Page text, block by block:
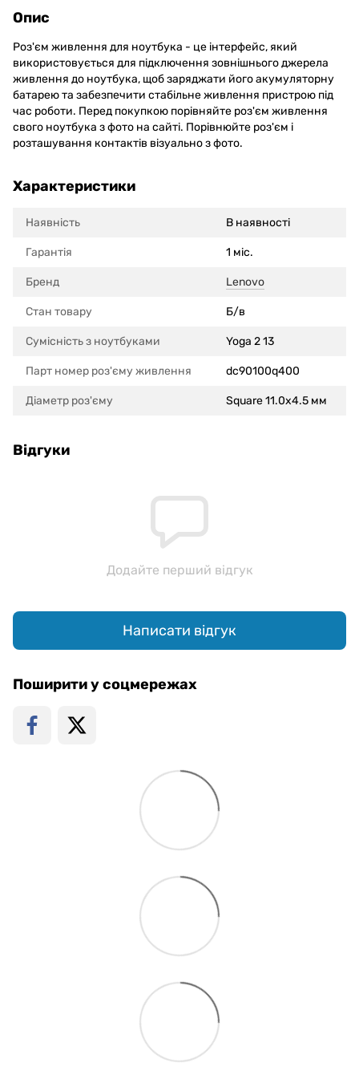
Опис
Роз'єм живлення для ноутбука - це інтерфейс, який
використовується для підключення зовнішнього джерела
живлення до ноутбука, щоб заряджати його акумуляторну
батарею та забезпечити стабільне живлення пристрою під
час роботи. Перед покупкою порівняйте роз'єм живлення
свого ноутбука з фото на сайті. Порівнюйте роз'єм і
розташування контактів візуально з фото.
Характеристики
Наявність В наявності
Гарантія 1 міс.
Бренд Lenovo
Стан товару Б/в
Сумісність з ноутбуками Yoga 2 13
Парт номер роз'єму живлення dc90100q400
Діаметр роз'єму Square 11.0x4.5 мм
Відгуки
Додайте перший відгук
Написати відгук
Поширити у соцмережах